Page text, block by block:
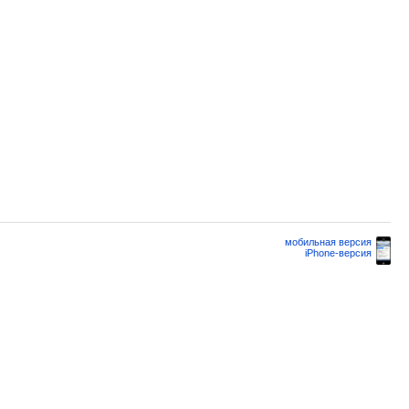
мобильная версия
iPhone-версия